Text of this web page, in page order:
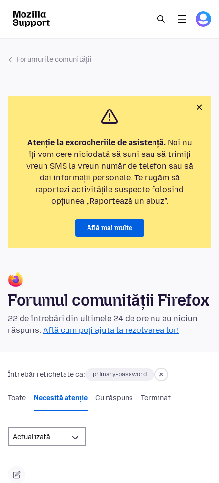
Forumurile comunității
Atenție la excrocheriile de asistență.Noi nu
îți vom cere niciodată să suni sau să trimiți
vreun SMS la vreun număr de telefon sau să
dai informații personale. Te rugăm să
raportezi activitățile suspecte folosind
opțiunea „Raportează un abuz”.
Află mai multe
Forumul comunității Firefox
22 de întrebări din ultimele 24 de ore nu au niciun
răspuns. Află cum poți ajuta la rezolvarea lor!
Întrebări etichetate ca: primary-password
Toate Necesită atenție Cu răspuns Terminat